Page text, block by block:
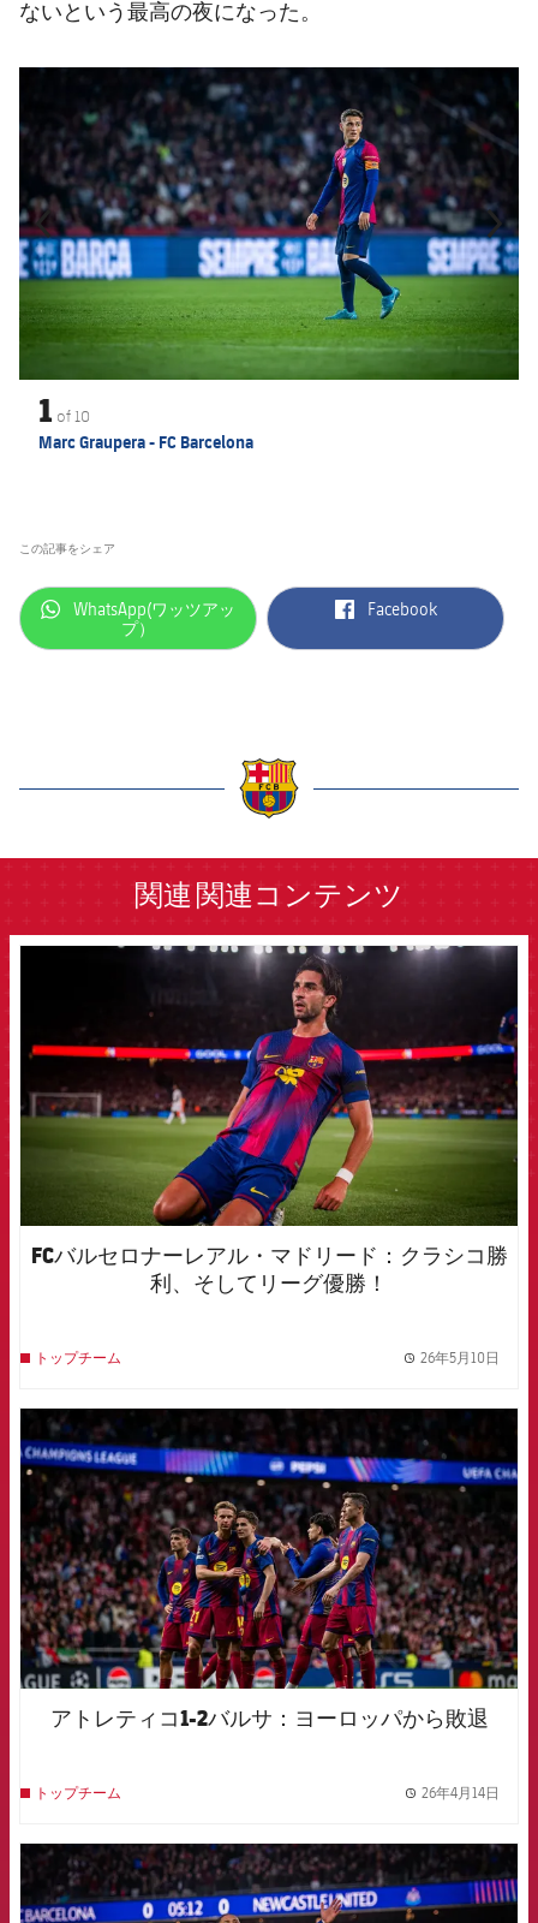
ないという最高の夜になった。
1 of 10
Marc Graupera - FC Barcelona
この記事をシェア
label.aria.whatsapp
WhatsApp(ワッツアッ
プ）
label.aria.facebook
Facebook
関連 関連コンテンツ
FCB Barcelona badge
FCバルセロナーレアル・マドリード：クラシコ勝
利、そしてリーグ優勝！
トップチーム 26年5月10日
FCB Barcelona badge
アトレティコ1-2バルサ：ヨーロッパから敗退
トップチーム 26年4月14日
FCB Barcelona badge